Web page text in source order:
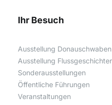
Ihr Besuch
Ausstellung Donauschwaben
Ausstellung
Sonderausstellungen
Öffentliche Führungen
Veranstaltungen